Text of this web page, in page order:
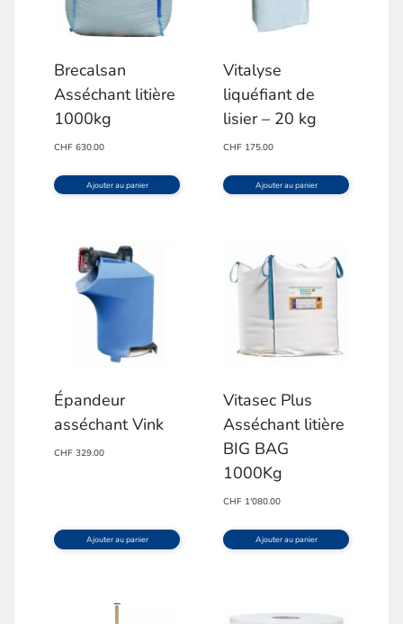
Brecalsan
Asséchant litière
1000kg
CHF 630.00
Ajouter au panier
Vitalyse
liquéfiant de
lisier – 20 kg
CHF 175.00
Ajouter au panier
Épandeur
asséchant Vink
CHF 329.00
Ajouter au panier
Vitasec Plus
Asséchant litière
BIG BAG
1000Kg
CHF 1'080.00
Ajouter au panier